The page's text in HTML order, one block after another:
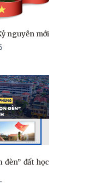
nguyên mới
đèn” đất học